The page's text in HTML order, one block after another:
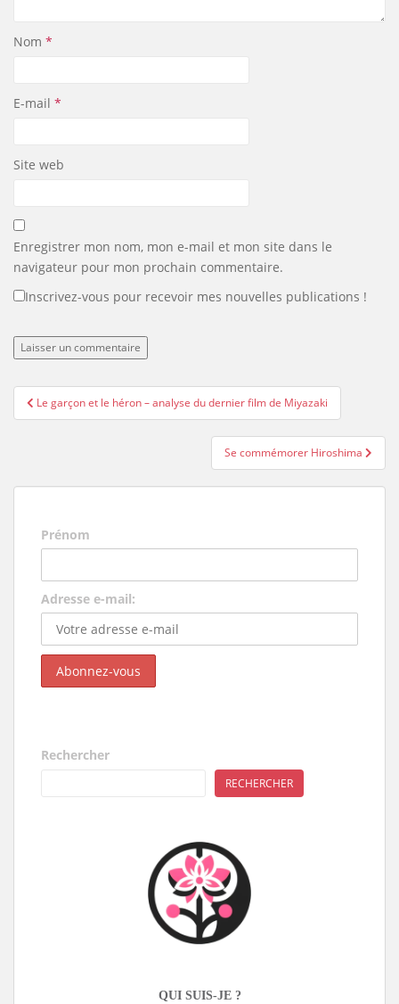
Nom *
E-mail *
Site web
Enregistrer mon nom, mon e-mail et mon site dans le
navigateur pour mon prochain commentaire.
Inscrivez-vous pour recevoir mes nouvelles publications !
Navigation
de
Le garçon et le héron – analyse du dernier film de Miyazaki
Se commémorer Hiroshima
Prénom
Adresse e-mail:
Rechercher
RECHERCHER
QUI SUIS-JE ?